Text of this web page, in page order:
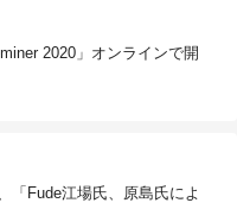
2020」オンラインで開
「Fude江場氏、原島氏によ